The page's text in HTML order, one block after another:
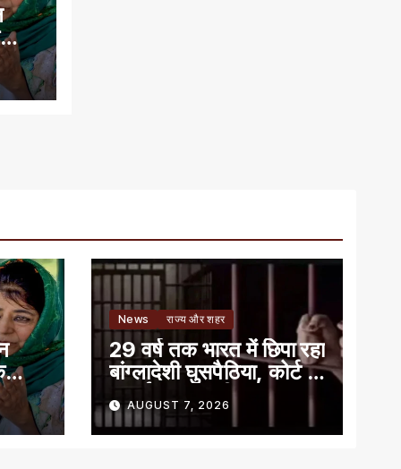
News राज्य और शहर
29 वर्ष तक भारत में छिपा रहा
बांग्लादेशी घुसपैठिया, कोर्ट ने
सुनाई 7 साल की सजा
AUGUST 7, 2026